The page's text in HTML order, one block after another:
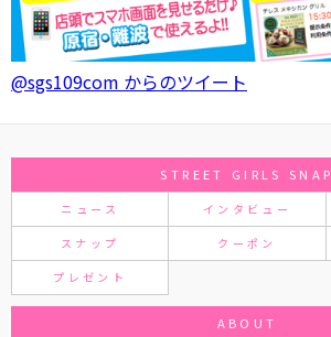
@sgs109com からのツイート
STREET GIRLS SNAP
ニュース インタビュー
スナップ クーポン
プレゼント
ABOUT